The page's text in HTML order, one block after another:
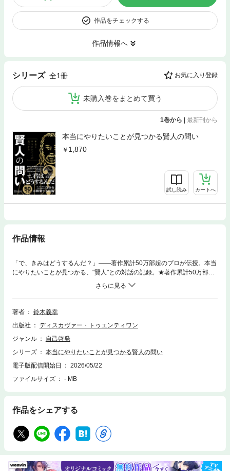
作品をチェックする
作品情報へ
シリーズ 全1冊 お気に入り登録
未購入巻をまとめて買う
1巻から | 最新刊から
本当にやりたいことが見つかる賢人の問い
1,870
試し読み カートへ
作品情報
「で、きみはどうするんだ？」――著作累計50万部超のプロが伝授。本当
にやりたいことが見つかる、"賢人"との対話の記録。★著作累計50万部突
破★★エグゼクティブコーチングの第一人者が教える★★本当にやりたい
ことが見つかり、迷わない「問い」の魔法★仕事やプライベートに大きな
不満があるわけではないが、ふとした瞬間に、こんな声が聞こえる。「そ
れは、本当に、自分のやりたいことか？」「ほかにも選択肢があったんじ
著者・鈴木義幸氏は、200人を超える経営者のエグゼクティブ・コーチン
グを手がけてきた、株式会社コーチ・エィの取締役会長。本書は、山奥の
（寓話）です。シンプルな問いを通じて、「やりたいことは探すものでは
なく、つくるもの」という思考の転換を提示します。専門家の裏付けに裏
打ちされたコーチング技術により、読んだ翌日から自分の人生を主体的に
動かせるようになる、極めて実践的な一冊です。【こんな方におすす
部に答えを求めるのではなく、自ら人生を「構築」するアプローチを知り
「問い」の本質を、物語を通じて学びたい方【本書で得られること】・他
人の期待からの解放： 「正しくあらねば」という呪縛を解き、自分の存在
への転換点を明確にできます。・セルフコーチングの技術： 賢者の問い
著者
鈴木義幸
出版社
ディスカヴァー・トゥエンティワン
ジャンル
自己啓発
シリーズ
本当にやりたいことが見つかる賢人の問い
電子版配信開始日
2026/05/22
ファイルサイズ
- MB
作品をシェアする